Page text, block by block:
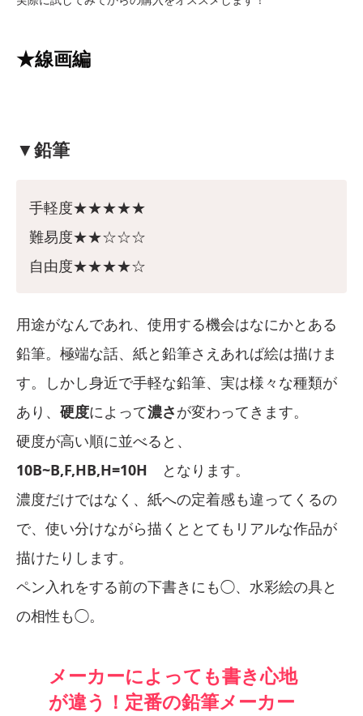
★線画編
▼鉛筆
手軽度★★★★★
難易度★★☆☆☆
自由度★★★★☆
用途がなんであれ、使用する機会はなにかとある
鉛筆。極端な話、紙と鉛筆さえあれば絵は描けま
す。しかし身近で手軽な鉛筆、実は様々な種類が
あり、 硬度によって濃さが変わってきます。
硬度が高い順に並べると、
10B~B,F,HB,H=10H となります。
濃度だけではなく、紙への定着感も違ってくるの
で、使い分けながら描くととてもリアルな作品が
描けたりします。
ペン入れをする前の下書きにも◯、水彩絵の具と
の相性も◯。
メーカーによっても書き心地
が違う！定番の鉛筆メーカー